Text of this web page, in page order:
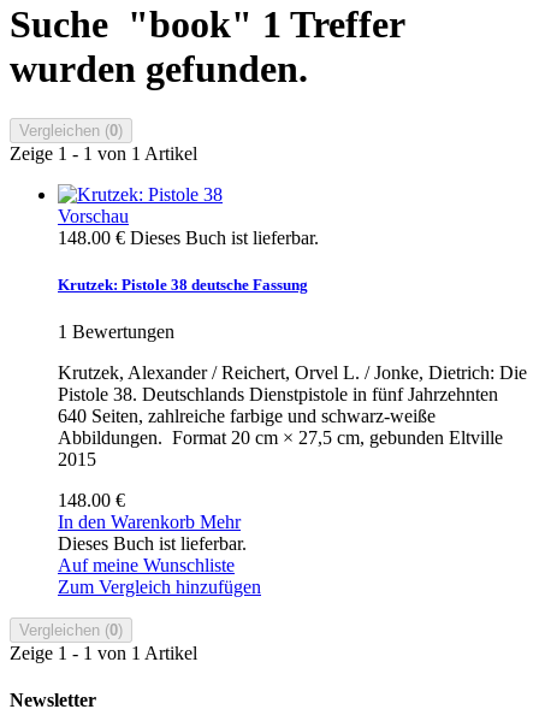
Suche "book" 1 Treffer
wurden gefunden.
Vergleichen (0)
Zeige 1 - 1 von 1 Artikel
Vorschau
148.00 € Dieses Buch ist lieferbar.
Krutzek: Pistole 38 deutsche Fassung
1 Bewertungen
Krutzek, Alexander / Reichert, Orvel L. / Jonke, Dietrich: Die
Pistole 38. Deutschlands Dienstpistole in fünf Jahrzehnten
640 Seiten, zahlreiche farbige und schwarz-weiße
Abbildungen. Format 20 cm × 27,5 cm, gebunden Eltville
2015
148.00 €
In den Warenkorb Mehr
Dieses Buch ist lieferbar.
Auf meine Wunschliste
Zum Vergleich hinzufügen
Vergleichen (0)
Zeige 1 - 1 von 1 Artikel
Newsletter